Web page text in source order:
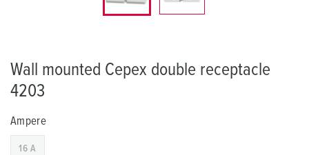
Wall mounted Cepex double receptacle
4203
Ampere
16 A